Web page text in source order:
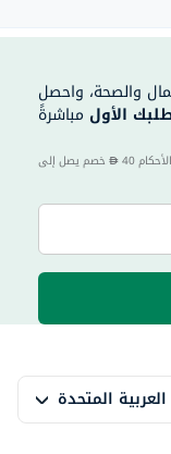
والصحة، واحصل
المتحدة